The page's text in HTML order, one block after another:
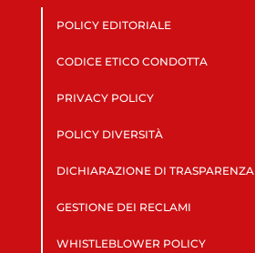
POLICY EDITORIALE
CODICE ETICO CONDOTTA
PRIVACY POLICY
POLICY DIVERSITÀ
DICHIARAZIONE DI TRASPARENZA
GESTIONE DEI RECLAMI
WHISTLEBLOWER POLICY